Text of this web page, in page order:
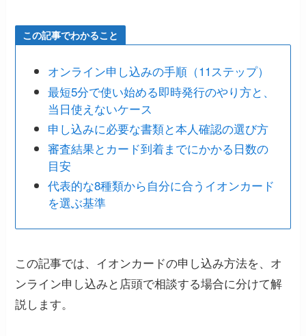
この記事でわかること
オンライン申し込みの手順（11ステップ）
最短5分で使い始める即時発行のやり方と、
当日使えないケース
申し込みに必要な書類と本人確認の選び方
審査結果とカード到着までにかかる日数の
目安
代表的な8種類から自分に合うイオンカード
を選ぶ基準
この記事では、イオンカードの申し込み方法を、オ
ンライン申し込みと店頭で相談する場合に分けて解
説します。